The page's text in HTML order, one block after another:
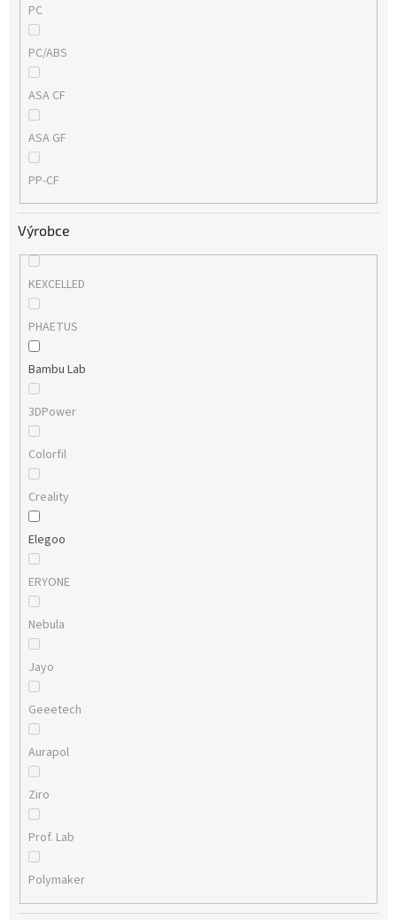
PC
PC/ABS
ASA CF
ASA GF
PP-CF
Výrobce
KEXCELLED
PHAETUS
Bambu Lab
3DPower
Colorfil
Creality
Elegoo
ERYONE
Nebula
Jayo
Geeetech
Aurapol
Ziro
Prof. Lab
Polymaker